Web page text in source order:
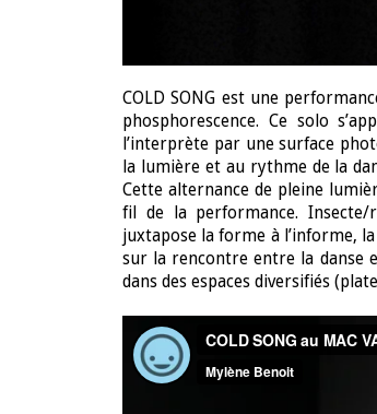
COLD SONG est une
phosphorescence. Ce solo
l’interprète par une surface
la lumière et au rythme de la
Cette alternance de pleine
fil de la performance. Insecte/
juxtapose la forme à l’informe,
sur la rencontre entre la danse
dans des espaces diversifiés